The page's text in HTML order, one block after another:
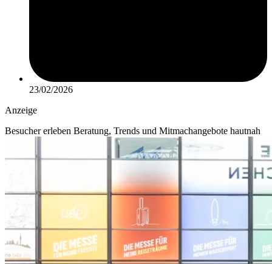
23/02/2026
Anzeige
Besucher erleben Beratung, Trends und Mitmachangebote hautnah